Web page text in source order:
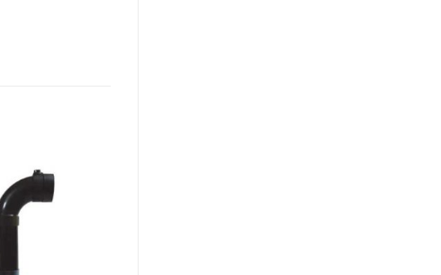
Toevoegen